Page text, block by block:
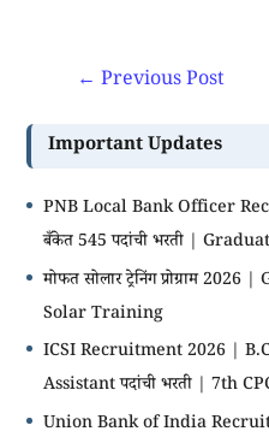
← Previous Post
Important Updates
PNB Local Bank Officer
बँकेत 545 पदांची भरती |
मोफत सोलार ट्रेनिंग प्रोग्राम
Solar Training
ICSI Recruitment 2026 |
Assistant पदांची भरती | 7th
Union Bank of India